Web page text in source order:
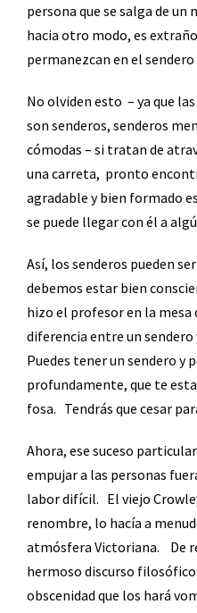
persona que se salga de
hacia otro modo, es
permanezcan en el sendero
No olviden esto – ya que
son senderos, senderos
cómodas – si tratan de
una carreta, pronto
agradable y bien formado
se puede llegar con él a
Así, los senderos pueden
debemos estar bien
hizo el profesor en la mesa
diferencia entre un sendero
Puedes tener un sendero y
profundamente, que te
fosa. Tendrás que cesar
Ahora, ese suceso
empujar a las personas
labor difícil. El viejo
renombre, lo hacía a
atmósfera Victoriana.
De
hermoso discurso
obscenidad que los hará